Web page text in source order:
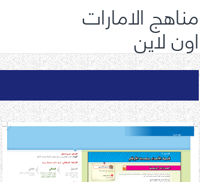
مناهج الامارات
اون لاين